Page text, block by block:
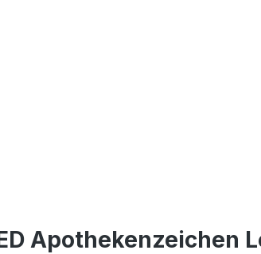
Apothekenzeichen